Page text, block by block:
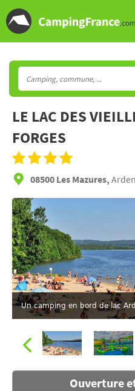
LE LAC DES
FORGES
08500 Les Mazures,
Un camping en bord de lac
Ouverture